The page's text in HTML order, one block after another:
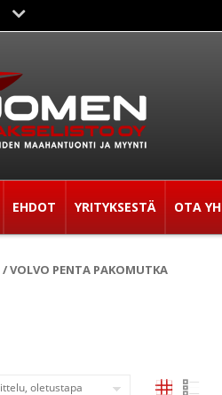
EHDOT YRITYKSESTÄ OTA
/ VOLVO PENTA PAKOMUTKA